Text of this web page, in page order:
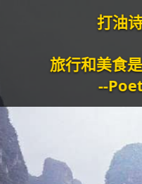
打油诗旅人Morgan
美食是我生命的动
--Poetry Traveller